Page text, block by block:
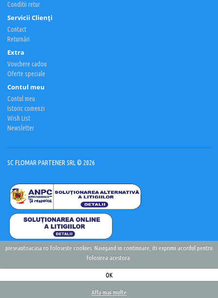
Conditii retur
Servicii Clienţi
Contact
Returnări
Extra
Vouchere cadou
Oferte speciale
Contul meu
Contul meu
Istoric comenzi
Wish List
Newsletter
SC FLOMAR PARTENER SRL © 2026
pieseautoacasa.ro foloseste cookies. Navigand in continuare, iti exprimi acordul pentru
folosirea acestora.
OK
Afla mai multe